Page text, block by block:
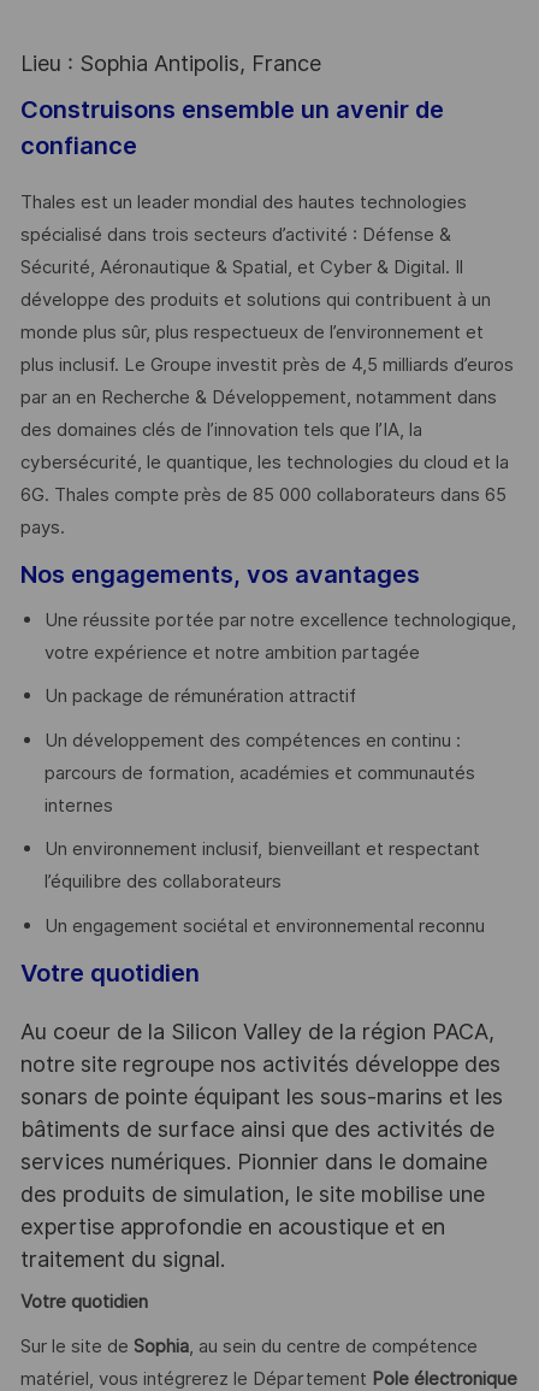
Lieu : Sophia Antipolis, France
Construisons ensemble un avenir de
confiance
Thales est un leader mondial des hautes technologies
spécialisé dans trois secteurs d’activité : Défense &
Sécurité, Aéronautique & Spatial, et Cyber & Digital. Il
développe des produits et solutions qui contribuent à un
monde plus sûr, plus respectueux de l’environnement et
plus inclusif. Le Groupe investit près de 4,5 milliards d’euros
par an en Recherche & Développement, notamment dans
des domaines clés de l’innovation tels que l’IA, la
cybersécurité, le quantique, les technologies du cloud et la
6G. Thales compte près de 85 000 collaborateurs dans 65
pays. ​
Nos engagements, vos avantages
Une réussite portée par notre excellence technologique,
votre expérience et notre ambition partagée
Un package de rémunération attractif
Un développement des compétences en continu :
parcours de formation, académies et communautés
internes
Un environnement inclusif, bienveillant et respectant
l’équilibre des collaborateurs
Un engagement sociétal et environnemental reconnu
Votre quotidien
Au coeur de la Silicon Valley de la région PACA,
notre site regroupe nos activités développe des
sonars de pointe équipant les sous-marins et les
bâtiments de surface ainsi que des activités de
services numériques. Pionnier dans le domaine
des produits de simulation, le site mobilise une
expertise approfondie en acoustique et en
traitement du signal.
Votre quotidien
Sur le site de Sophia, au sein du centre de compétence
matériel, vous intégrerez le Département Pole électronique